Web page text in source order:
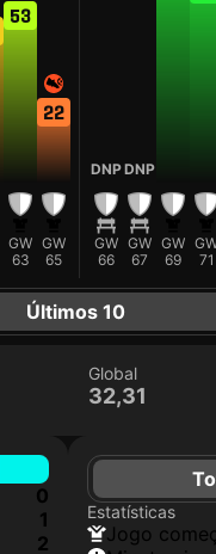
53
GW
63
22
GW
65
DNP
GW
66
DNP
GW
67
GW
69
71
Últimos 10
Global
32,31
0
1
2
Estatísticas
jogo